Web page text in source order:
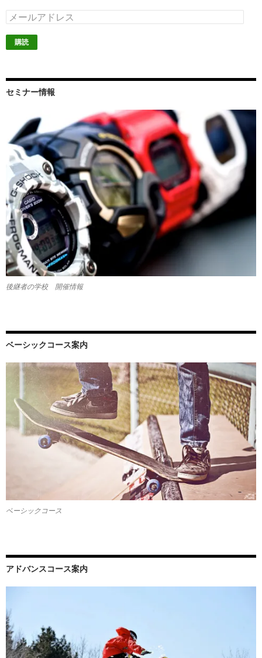
メ
ー
ル
ア
ス
セミナー情報
後継者の学校 開催情報
ベーシックコース案内
ベーシックコース
アドバンスコース案内